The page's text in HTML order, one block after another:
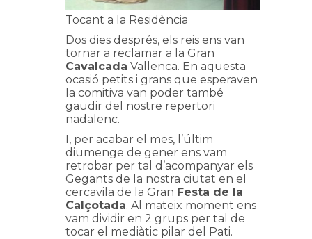
Tocant a la Residència
Dos dies després, els reis ens van
tornar a reclamar a la Gran
Cavalcada Vallenca. En aquesta
ocasió petits i grans que esperaven
la comitiva van poder també
gaudir del nostre repertori
nadalenc.
I, per acabar el mes, l’últim
diumenge de gener ens vam
retrobar per tal d’acompanyar els
Gegants de la nostra ciutat en el
cercavila de la Gran Festa de la
Calçotada. Al mateix moment ens
vam dividir en 2 grups per tal de
tocar el mediàtic pilar del Pati.